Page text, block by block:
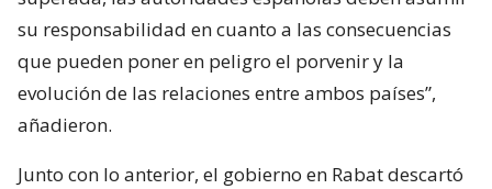
su responsabilidad en cuanto a las consecuencias
que pueden poner en peligro el porvenir y la
evolución de las relaciones entre ambos países”,
añadieron.
Junto con lo anterior, el gobierno en Rabat descartó